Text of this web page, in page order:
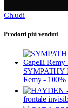
Chiudi
Prodotti più venduti
SYMPATHY
Remy - 100%
frontale